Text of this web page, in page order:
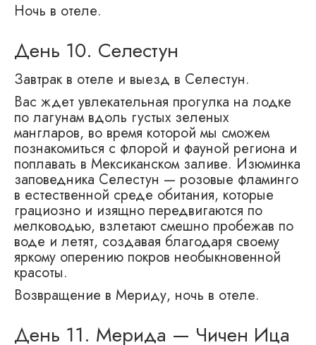
Ночь в отеле.
День 10. Селестун
Завтрак в отеле и выезд в Селестун.
Вас ждет увлекательная прогулка на лодке
по лагунам вдоль густых зеленых
мангларов, во время которой мы сможем
познакомиться с флорой и фауной региона и
поплавать в Мексиканском заливе. Изюминка
заповедника Селестун — розовые фламинго
в естественной среде обитания, которые
грациозно и изящно передвигаются по
мелководью, взлетают смешно пробежав по
воде и летят, создавая благодаря своему
яркому оперению покров необыкновенной
красоты.
Возвращение в Мериду, ночь в отеле.
День 11. Мерида — Чичен Ица